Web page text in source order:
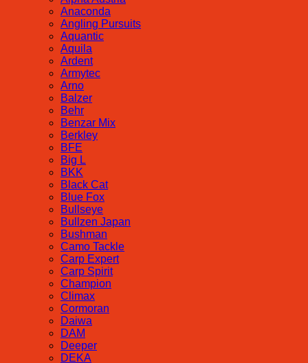
Anaconda
Angling Pursuits
Aquantic
Aquila
Ardent
Armytec
Arno
Balzer
Behr
Benzar Mix
Berkley
BFE
Big L
BKK
Black Cat
Blue Fox
Bullseye
Bullzen Japan
Bushman
Camo Tackle
Carp Expert
Carp Spirit
Champion
Climax
Cormoran
Daiwa
DAM
Deeper
DEKA